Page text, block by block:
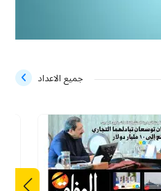
جميع الاعداد